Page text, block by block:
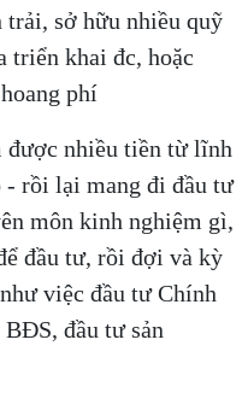
sở hữu nhiều quỹ
triển khai đc, hoặc
phí
được nhiều tiền từ lĩnh
- rồi lại mang đi đầu tư
môn kinh nghiệm gì,
đầu tư, rồi đợi và kỳ
việc đầu tư Chính
đầu tư sản